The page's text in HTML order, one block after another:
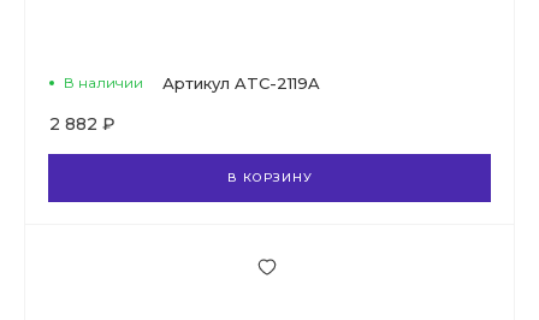
В наличии Артикул ATC-2119A
2 882 ₽
В КОРЗИНУ